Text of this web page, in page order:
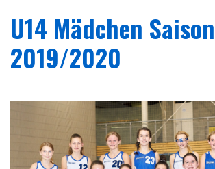
U14 Mädchen Saison
2019/2020